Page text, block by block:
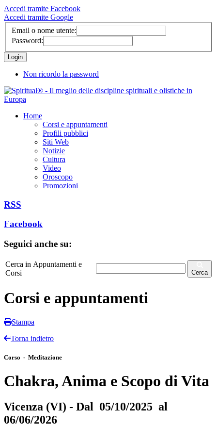
Accedi tramite Facebook
Accedi tramite Google
Email o nome utente:
Password:
Non ricordo la password
Home
Corsi e appuntamenti
Profili pubblici
Siti Web
Notizie
Cultura
Video
Oroscopo
Promozioni
RSS
Facebook
Seguici anche su:
Cerca in Appuntamenti e
Corsi
Cerca
Corsi e appuntamenti
Stampa
Torna indietro
Corso - Meditazione
Chakra, Anima e Scopo di Vita
Vicenza (VI) - Dal 05/10/2025 al
06/06/2026